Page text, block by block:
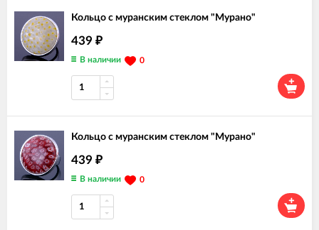
Кольцо с муранским стеклом "Мурано"
439 ₽
В наличии 0
Кольцо с муранским стеклом "Мурано"
439 ₽
В наличии 0